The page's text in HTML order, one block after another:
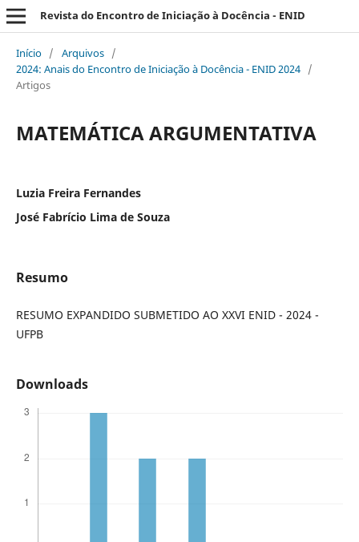
Revista do Encontro de Iniciação à Docência - ENID
Início / Arquivos /
2024: Anais do Encontro de Iniciação à Docência - ENID 2024 /
Artigos
MATEMÁTICA ARGUMENTATIVA
Luzia Freira Fernandes
José Fabrício Lima de Souza
Resumo
RESUMO EXPANDIDO SUBMETIDO AO XXVI ENID - 2024 -
UFPB
Downloads